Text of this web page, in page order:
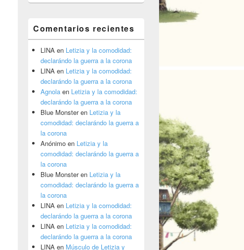
Comentarios recientes
LINA en Letizia y la comodidad:
declarándo la guerra a la corona
LINA en Letizia y la comodidad:
declarándo la guerra a la corona
Agnola en Letizia y la comodidad:
declarándo la guerra a la corona
Blue Monsteren Letizia y la
comodidad: declarándo la guerra a
la corona
Anónimo en Letizia y la
comodidad: declarándo la guerra a
la corona
Blue Monsteren Letizia y la
comodidad: declarándo la guerra a
la corona
LINA en Letizia y la comodidad:
declarándo la guerra a la corona
LINA en Letizia y la comodidad:
declarándo la guerra a la corona
LINA en Músculo de Letizia y